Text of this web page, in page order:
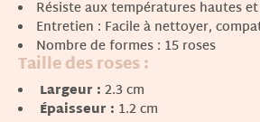
Résiste aux températures hautes
Entretien : Facile à nettoyer,
Nombre de formes : 15 roses
Taille des roses :
Largeur : 2.3 cm
Épaisseur : 1.2 cm